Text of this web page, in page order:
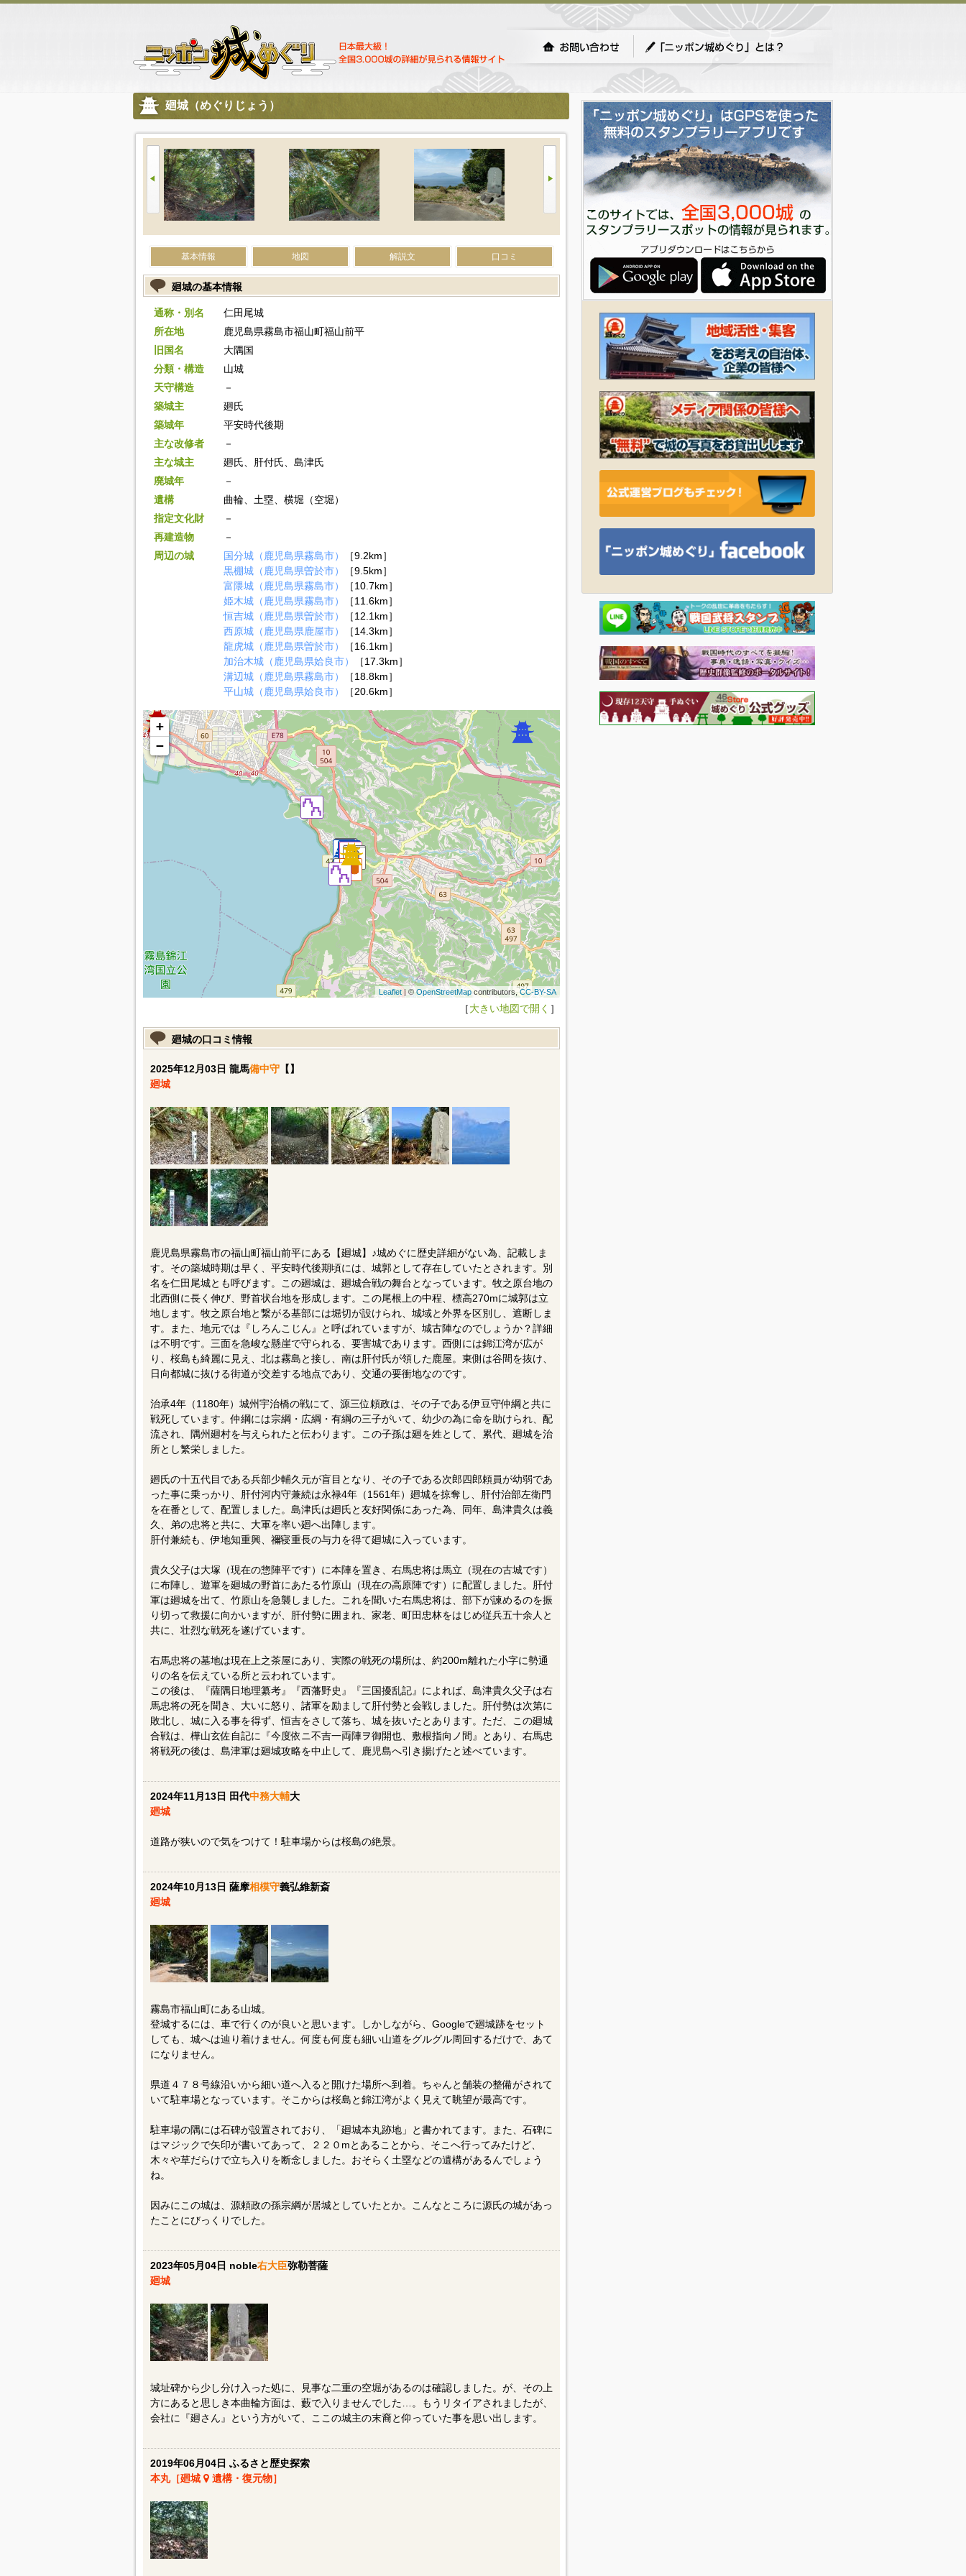
廻城（めぐりじょう）
基本情報 地図 解説文 口コミ
廻城の基本情報
通称・別名
仁田尾城
所在地
鹿児島県霧島市福山町福山前平
旧国名
大隅国
分類・構造
山城
天守構造
－
築城主
廻氏
築城年
平安時代後期
主な改修者
－
主な城主
廻氏、肝付氏、島津氏
廃城年
－
遺構
曲輪、土塁、横堀（空堀）
指定文化財
－
再建造物
－
周辺の城
国分城（鹿児島県霧島市）
［9.2km］
黒棚城（鹿児島県曽於市）
［9.5km］
富隈城（鹿児島県霧島市）
［10.7km］
姫木城（鹿児島県霧島市）
［11.6km］
恒吉城（鹿児島県曽於市）
［12.1km］
西原城（鹿児島県鹿屋市）
［14.3km］
龍虎城（鹿児島県曽於市）
［16.1km］
加治木城（鹿児島県姶良市）
［17.3km］
溝辺城（鹿児島県霧島市）
［18.8km］
平山城（鹿児島県姶良市）
［20.6km］
+
−
Leaflet| © OpenStreetMapcontributors,CC-BY-SA
［大きい地図で開く ］
廻城の口コミ情報
2025年12月03日 龍馬備中守【】
廻城
鹿児島県霧島市の福山町福山前平にある【廻城】♪城めぐに歴史詳細がない為、記載しま
す。その築城時期は早く、平安時代後期頃には、城郭として存在していたとされます。別
名を仁田尾城とも呼びます。この廻城は、廻城合戦の舞台となっています。牧之原台地の
北西側に長く伸び、野首状台地を形成します。この尾根上の中程、標高270mに城郭は立
地します。牧之原台地と繋がる基部には堀切が設けられ、城域と外界を区別し、遮断しま
す。また、地元では『しろんこじん』と呼ばれていますが、城古陣なのでしょうか？詳細
は不明です。三面を急峻な懸崖で守られる、要害城であります。西側には錦江湾が広が
り、桜島も綺麗に見え、北は霧島と接し、南は肝付氏が領した鹿屋。東側は谷間を抜け、
日向都城に抜ける街道が交差する地点であり、交通の要衝地なのです。
治承4年（1180年）城州宇治橋の戦にて、源三位頼政は、その子である伊豆守仲綱と共に
戦死しています。仲綱には宗綱・広綱・有綱の三子がいて、幼少の為に命を助けられ、配
流され、隅州廻村を与えられたと伝わります。この子孫は廻を姓として、累代、廻城を治
所とし繁栄しました。
廻氏の十五代目である兵部少輔久元が盲目となり、その子である次郎四郎頼員が幼弱であ
った事に乗っかり、肝付河内守兼続は永禄4年（1561年）廻城を掠奪し、肝付治部左衛門
を在番として、配置しました。島津氏は廻氏と友好関係にあった為、同年、島津貴久は義
久、弟の忠将と共に、大軍を率い廻へ出陣します。
肝付兼続も、伊地知重興、禰寝重長の与力を得て廻城に入っています。
貴久父子は大塚（現在の惣陣平です）に本陣を置き、右馬忠将は馬立（現在の古城です）
に布陣し、遊軍を廻城の野首にあたる竹原山（現在の高原陣です）に配置しました。肝付
軍は廻城を出て、竹原山を急襲しました。これを聞いた右馬忠将は、部下が諫めるのを振
り切って救援に向かいますが、肝付勢に囲まれ、家老、町田忠林をはじめ従兵五十余人と
共に、壮烈な戦死を遂げています。
右馬忠将の墓地は現在上之茶屋にあり、実際の戦死の場所は、約200m離れた小字に勢通
りの名を伝えている所と云われています。
この後は、『薩隅日地理纂考』『西藩野史』『三国擾乱記』によれば、島津貴久父子は右
馬忠将の死を聞き、大いに怒り、諸軍を励まして肝付勢と会戦しました。肝付勢は次第に
敗北し、城に入る事を得ず、恒吉をさして落ち、城を抜いたとあります。ただ、この廻城
合戦は、樺山玄佐自記に『今度依ニ不吉一両陣ヲ御開也、敷根指向ノ間』とあり、右馬忠
将戦死の後は、島津軍は廻城攻略を中止して、鹿児島へ引き揚げたと述べています。
2024年11月13日 田代中務大輔大
廻城
道路が狭いので気をつけて！駐車場からは桜島の絶景。
2024年10月13日 薩摩相模守義弘維新斎
廻城
霧島市福山町にある山城。
登城するには、車で行くのが良いと思います。しかしながら、Googleで廻城跡をセット
しても、城へは辿り着けません。何度も何度も細い山道をグルグル周回するだけで、あて
になりません。
県道４７８号線沿いから細い道へ入ると開けた場所へ到着。ちゃんと舗装の整備がされて
いて駐車場となっています。そこからは桜島と錦江湾がよく見えて眺望が最高です。
駐車場の隅には石碑が設置されており、「廻城本丸跡地」と書かれてます。また、石碑に
はマジックで矢印が書いてあって、２２０mとあることから、そこへ行ってみたけど、
木々や草だらけで立ち入りを断念しました。おそらく土塁などの遺構があるんでしょう
ね。
因みにこの城は、源頼政の孫宗綱が居城としていたとか。こんなところに源氏の城があっ
たことにびっくりでした。
2023年05月04日 noble右大臣弥勒菩薩
廻城
城址碑から少し分け入った処に、見事な二重の空堀があるのは確認しました。が、その上
方にあると思しき本曲輪方面は、藪で入りませんでした…。もうリタイアされましたが、
会社に『廻さん』という方がいて、ここの城主の末裔と仰っていた事を思い出します。
2019年06月04日 ふるさと歴史探索
本丸［廻城
遺構・復元物］